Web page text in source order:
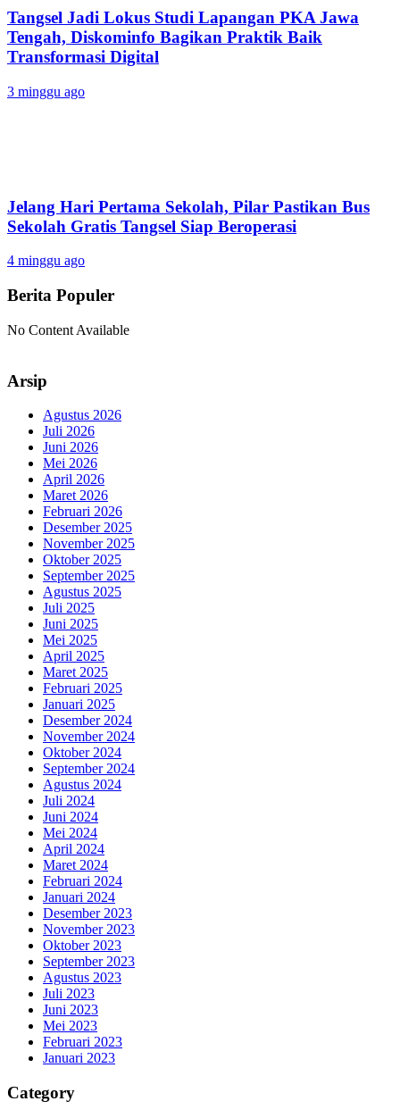
Tangsel Jadi Lokus Studi Lapangan PKA Jawa
Tengah, Diskominfo Bagikan Praktik Baik
Transformasi Digital
3 minggu ago
Jelang Hari Pertama Sekolah, Pilar Pastikan Bus
Sekolah Gratis Tangsel Siap Beroperasi
4 minggu ago
Berita Populer
No Content Available
Arsip
Agustus 2026
Juli 2026
Juni 2026
Mei 2026
April 2026
Maret 2026
Februari 2026
Desember 2025
November 2025
Oktober 2025
September 2025
Agustus 2025
Juli 2025
Juni 2025
Mei 2025
April 2025
Maret 2025
Februari 2025
Januari 2025
Desember 2024
November 2024
Oktober 2024
September 2024
Agustus 2024
Juli 2024
Juni 2024
Mei 2024
April 2024
Maret 2024
Februari 2024
Januari 2024
Desember 2023
November 2023
Oktober 2023
September 2023
Agustus 2023
Juli 2023
Juni 2023
Mei 2023
Februari 2023
Januari 2023
Category